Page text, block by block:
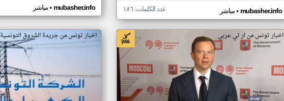
مباشر• mubasher.info عدد الكلمات: ١٨٦ مباشر• mubasher.info
اخبار تونس من ار تي عربي اخبار تونس من جريدة الشروق التونسية